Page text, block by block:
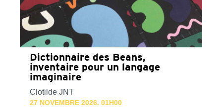
Dictionnaire des Beans,
inventaire pour un langage
imaginaire
Clotilde JNT
27 NOVEMBRE 2026. 01H00